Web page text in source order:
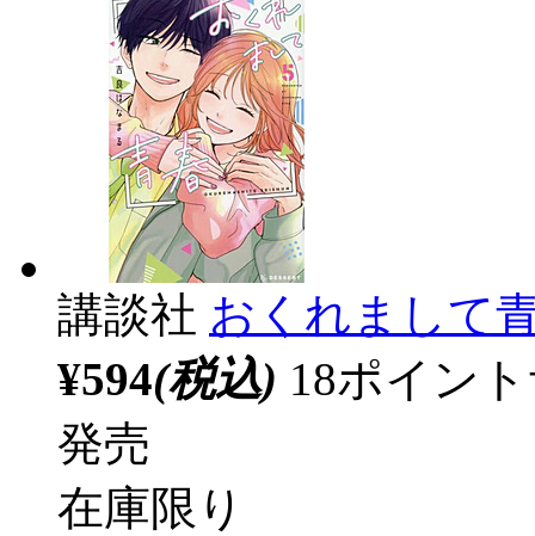
講談社 おくれまして
¥594(税込) 18ポイン
発売
在庫限り